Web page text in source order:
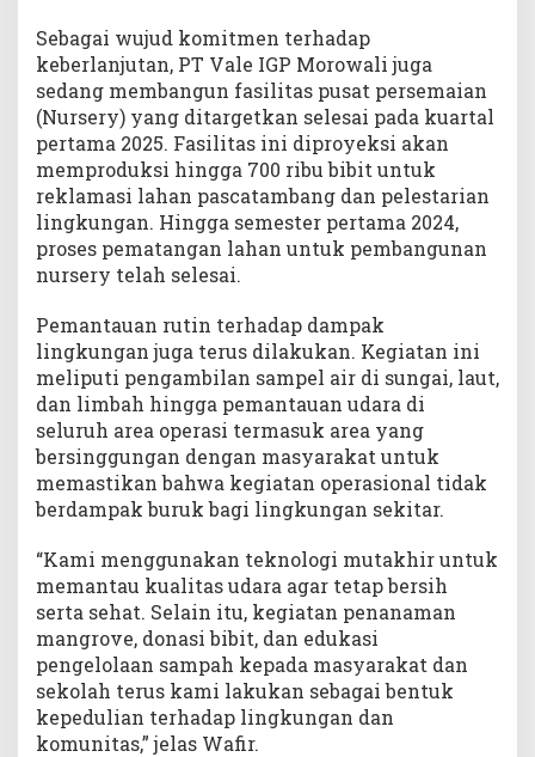
Sebagai wujud komitmen terhadap
keberlanjutan, PT Vale IGP Morowali juga
sedang membangun fasilitas pusat persemaian
(Nursery) yang ditargetkan selesai pada kuartal
pertama 2025. Fasilitas ini diproyeksi akan
memproduksi hingga 700 ribu bibit untuk
reklamasi lahan pascatambang dan pelestarian
lingkungan. Hingga semester pertama 2024,
proses pematangan lahan untuk pembangunan
nursery telah selesai.
Pemantauan rutin terhadap dampak
lingkungan juga terus dilakukan. Kegiatan ini
meliputi pengambilan sampel air di sungai, laut,
dan limbah hingga pemantauan udara di
seluruh area operasi termasuk area yang
bersinggungan dengan masyarakat untuk
memastikan bahwa kegiatan operasional tidak
berdampak buruk bagi lingkungan sekitar.
“Kami menggunakan teknologi mutakhir untuk
memantau kualitas udara agar tetap bersih
serta sehat. Selain itu, kegiatan penanaman
mangrove, donasi bibit, dan edukasi
pengelolaan sampah kepada masyarakat dan
sekolah terus kami lakukan sebagai bentuk
kepedulian terhadap lingkungan dan
komunitas,” jelas Wafir.